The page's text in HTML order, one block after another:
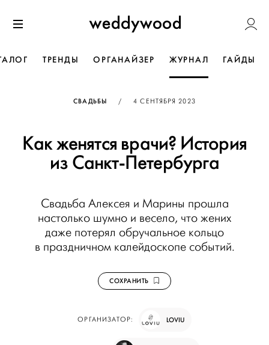
к содержанию
Weddywood
ТРЕНДЫ ОРГАНАЙЗЕР ЖУРНАЛ ГАЙДЫ
СВАДЬБЫ / ОПУБЛИКОВАНО
4 СЕНТЯБРЯ 2023
Как женятся врачи? История
из Санкт-Петербурга
Свадьба Алексея и Марины прошла
настолько шумно и весело, что жених
даже потерял обручальное кольцо
в праздничном калейдоскопе событий.
СОХРАНИТЬ
ОРГАНИЗАТОР: LOVIU